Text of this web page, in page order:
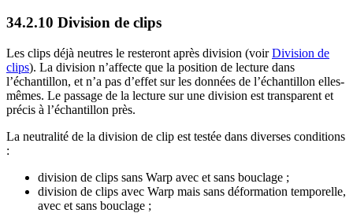
34.2.10 Division de clips
Les clips déjà neutres le resteront après division (voirDivision de
clips). La division n’affecte que la position de lecture dans
l’échantillon, et n’a pas d’effet sur les données de l’échantillon elles-
mêmes. Le passage de la lecture sur une division est transparent et
précis à l’échantillon près.
La neutralité de la division de clip est testée dans diverses conditions
:
division de clips sans Warp avec et sans bouclage ;
division de clips avec Warp mais sans déformation temporelle,
avec et sans bouclage ;